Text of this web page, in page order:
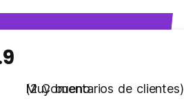
Muy bueno
(2 Comentarios de clientes)